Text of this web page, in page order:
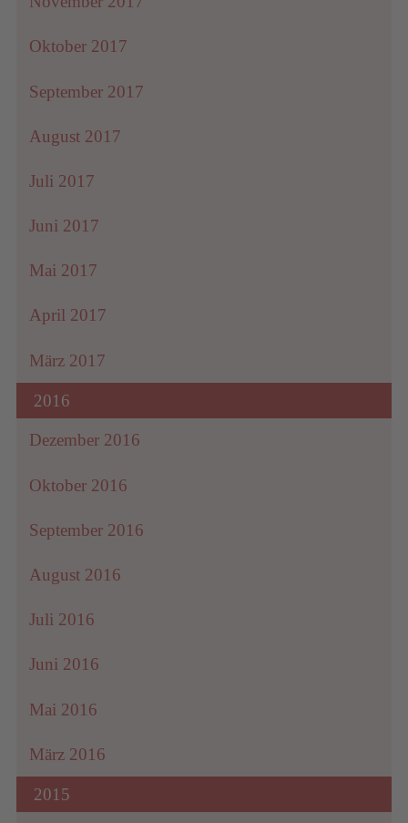
Oktober 2017
September 2017
August 2017
Juli 2017
Juni 2017
Mai 2017
April 2017
März 2017
2016
Dezember 2016
Oktober 2016
September 2016
August 2016
Juli 2016
Juni 2016
Mai 2016
März 2016
2015